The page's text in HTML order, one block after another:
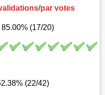
/par votes
(17/20)
(22/42)